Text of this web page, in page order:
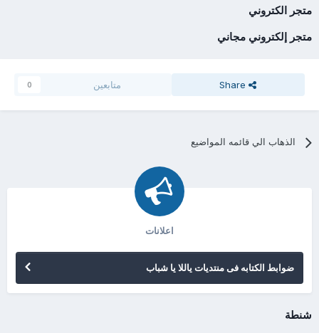
متجر الكتروني
متجر إلكتروني مجاني
Share متابعين 0
الذهاب الي قائمه المواضيع
اعلانات
ضوابط الكتابه فى منتديات ياللا يا شباب
شنطة